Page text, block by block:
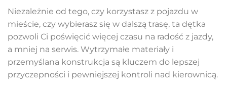
Niezależnie od tego, czy korzystasz z pojazdu w
mieście, czy wybierasz się w dalszą trasę, ta dętka
pozwoli Ci poświęcić więcej czasu na radość z jazdy,
a mniej na serwis. Wytrzymałe materiały i
przemyślana konstrukcja są kluczem do lepszej
przyczepności i pewniejszej kontroli nad kierownicą.